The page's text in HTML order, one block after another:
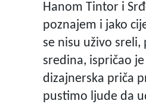
Hanom Tintor i
poznajem i jako
se nisu uživo
sredina, ispričao
dizajnerska priča
pustimo ljude da